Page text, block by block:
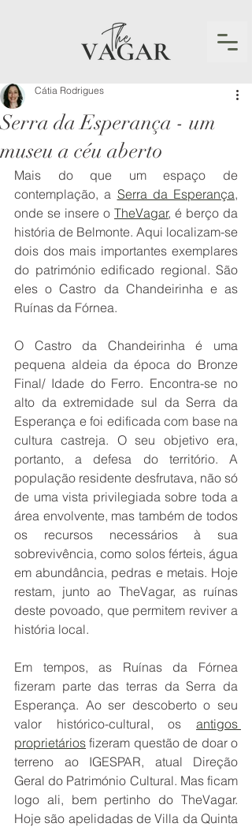
Serra da Esperança - um
museu a céu aberto
Cátia Rodrigues
Mais do que um espaço de
contemplação, a Serra da Esperança,
onde se insere o TheVagar, é berço da
história de Belmonte. Aqui localizam-se
dois dos mais importantes exemplares
do património edificado regional. São
eles o Castro da Chandeirinha e as
Ruínas da Fórnea.
O Castro da Chandeirinha é uma
pequena aldeia da época do Bronze
Final/ Idade do Ferro. Encontra-se no
alto da extremidade sul da Serra da
Esperança e foi edificada com base na
cultura castreja. O seu objetivo era,
portanto, a defesa do território. A
população residente desfrutava, não só
de uma vista privilegiada sobre toda a
área envolvente, mas também de todos
os recursos necessários à sua
sobrevivência, como solos férteis, água
em abundância, pedras e metais. Hoje
restam, junto ao TheVagar, as ruínas
deste povoado, que permitem reviver a
história local.
Em tempos, as Ruínas da Fórnea
fizeram parte das terras da Serra da
Esperança. Ao ser descoberto o seu
valor histórico-cultural, os antigos
proprietários fizeram questão de doar o
terreno ao IGESPAR, atual Direção
Geral do Património Cultural. Mas ficam
logo ali, bem pertinho do TheVagar.
Hoje são apelidadas de Villa da Quinta